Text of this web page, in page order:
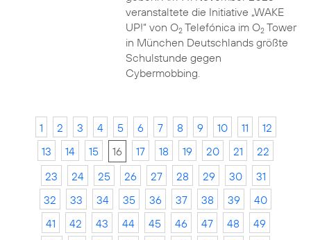
veranstaltete die Initiative „WAKE
UP!“ von O2Telefónica im O2Tower
in München Deutschlands größte
Schulstunde gegen
Cybermobbing.
1 2 3 4 5 6 7 8 9 10 11
12
13
14 15 16 17 18 19 20 21
22
23
24 25 26 27 28 29 30
31
32
33 34 35 36 37 38 39
40
41
42 43 44 45 46 47 48
49